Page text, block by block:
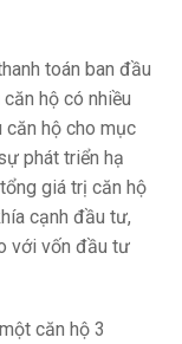
toán ban đầu
hộ có nhiều
căn hộ cho mục
phát triển hạ
giá trị căn hộ
cạnh đầu tư,
với vốn đầu tư
căn hộ 3